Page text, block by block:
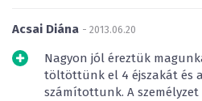
Acsai Diána - 2013.06.20
Nagyon jól éreztük
töltöttünk el 4 éjszakát és
számítottunk. A